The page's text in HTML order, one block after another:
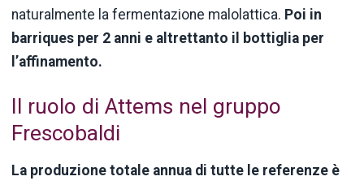
naturalmente la fermentazione malolattica. Poi in
barriques per 2 anni e altrettanto il bottiglia per
l’affinamento.
Il ruolo di Attems nel gruppo
Frescobaldi
La produzione totale annua di tutte le referenze è